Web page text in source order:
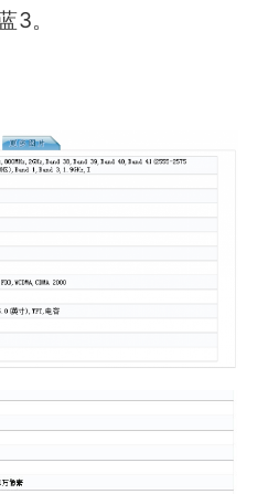
3。